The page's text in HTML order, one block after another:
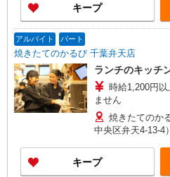
キープ
アルバイト パート
焼きたてのかるび 千葉弁天店
ランチのキッチ
時給1,200円
ません
焼きたてのか
中央区弁天4-13-4）
キープ